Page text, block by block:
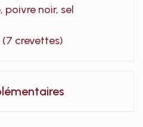
poivre noir, sel
crevettes)